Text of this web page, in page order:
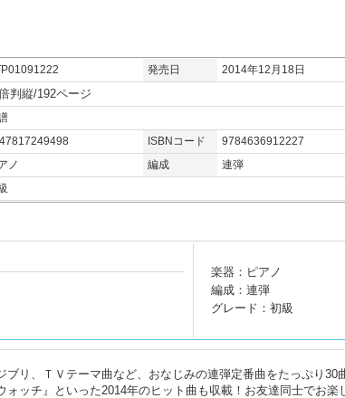
発売日
2014年12月18日
判縦/192ページ
ISBNコード
9784636912227
ノ 編成
連弾
楽器：ピアノ
編成：連弾
グレード：初級
リ、ＴＶテーマ曲など、おなじみの連弾定番曲をたっぷり30
ッチ』といった2014年のヒット曲も収載！お友達同士でお楽